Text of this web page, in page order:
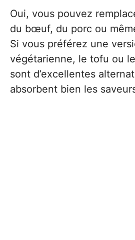
Oui, vous pouvez
du bœuf, du porc ou
Si vous préférez une
végétarienne, le tofu ou
sont d’excellentes
absorbent bien les